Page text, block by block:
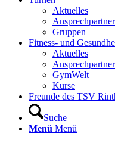
Aktuelles
Ansprechpartner
Gruppen
Fitness- und
Aktuelles
Ansprechpartner
GymWelt
Kurse
Freunde des TSV
Suche
Menü Menü